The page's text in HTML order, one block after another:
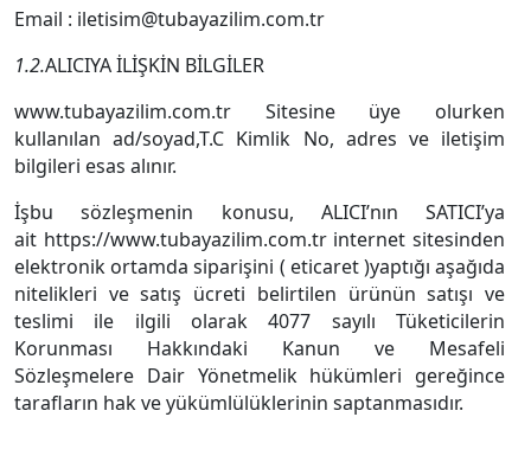
Email : iletisim@tubayazilim.com.tr
1.2.ALICIYA İLİŞKİN BİLGİLER
www.tubayazilim.com.tr Sitesine üye olurken
kullanılan ad/soyad,T.C Kimlik No, adres ve iletişim
bilgileri esas alınır.
İşbu sözleşmenin konusu, ALICI’nın SATICI’ya
ait https://www.tubayazilim.com.tr internet sitesinden
elektronik ortamda siparişini ( eticaret )yaptığı aşağıda
nitelikleri ve satış ücreti belirtilen ürünün satışı ve
teslimi ile ilgili olarak 4077 sayılı Tüketicilerin
Korunması Hakkındaki Kanun ve Mesafeli
Sözleşmelere Dair Yönetmelik hükümleri gereğince
tarafların hak ve yükümlülüklerinin saptanmasıdır.